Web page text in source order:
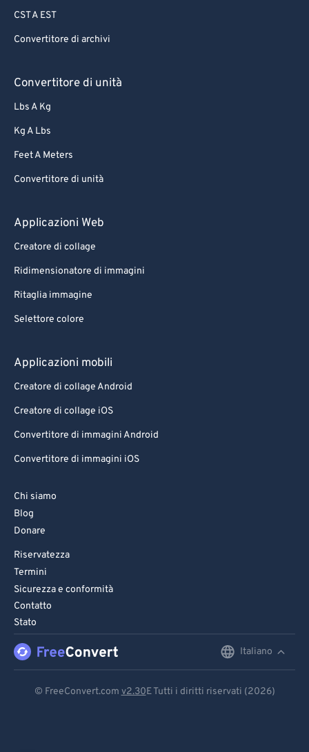
CST A EST
Convertitore di archivi
Convertitore di unità
Lbs A Kg
Kg A Lbs
Feet A Meters
Convertitore di unità
Applicazioni Web
Creatore di collage
Ridimensionatore di immagini
Ritaglia immagine
Selettore colore
Applicazioni mobili
Creatore di collage Android
Creatore di collage iOS
Convertitore di immagini Android
Convertitore di immagini iOS
Chi siamo
Blog
Donare
Riservatezza
Termini
Sicurezza e conformità
Contatto
Stato
Italiano
© FreeConvert.com v2.30E Tutti i diritti riservati (2026)